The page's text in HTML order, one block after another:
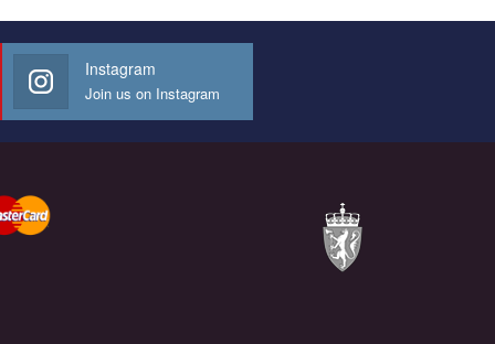
Instagram
Join us on Instagram